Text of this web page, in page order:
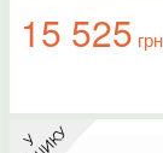
15 525